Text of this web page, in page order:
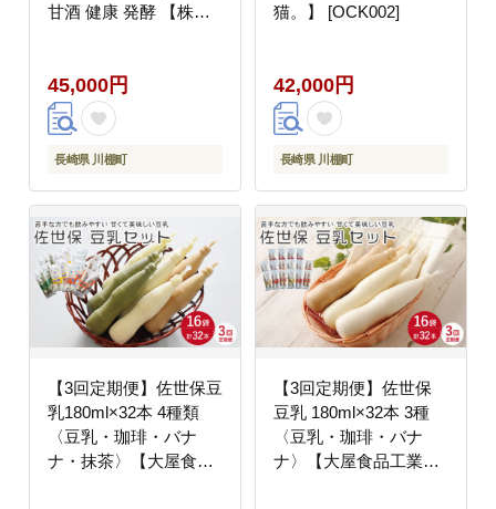
甘酒 健康 発酵 【株式
45,000円
長崎県 川棚町
猫。】 [OCK002]
42,000円
長崎県 川棚町
【3回定期便】佐世保豆
乳180ml×32本 4種類
〈豆乳・珈琲・バナ
ナ・抹茶〉【大屋食品
【3回定期便】佐世保
豆乳 180ml×32本 3種
〈豆乳・珈琲・バナ
ナ〉【大屋食品工業】